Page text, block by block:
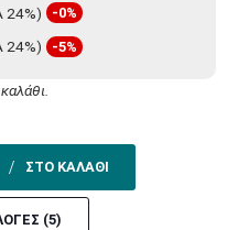
24%) -0%
24%) -5%
ΣΤΟ ΚΑΛΑΘΙ
(5)